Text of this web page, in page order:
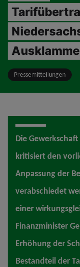
Pressemitteilungen
Die
kritisiert den
Anpassung der
verabschiedet
einer
Finanzminister
Erhöhung der
Bestandteil der